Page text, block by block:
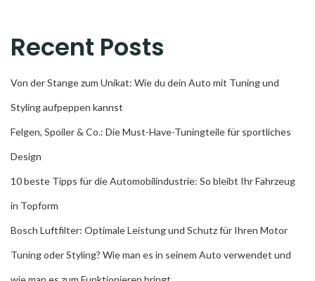
Recent Posts
Von der Stange zum Unikat: Wie du dein Auto mit Tuning und
Styling aufpeppen kannst
Felgen, Spoiler & Co.: Die Must-Have-Tuningteile für sportliches
Design
10 beste Tipps für die Automobilindustrie: So bleibt Ihr Fahrzeug
in Topform
Bosch Luftfilter: Optimale Leistung und Schutz für Ihren Motor
Tuning oder Styling? Wie man es in seinem Auto verwendet und